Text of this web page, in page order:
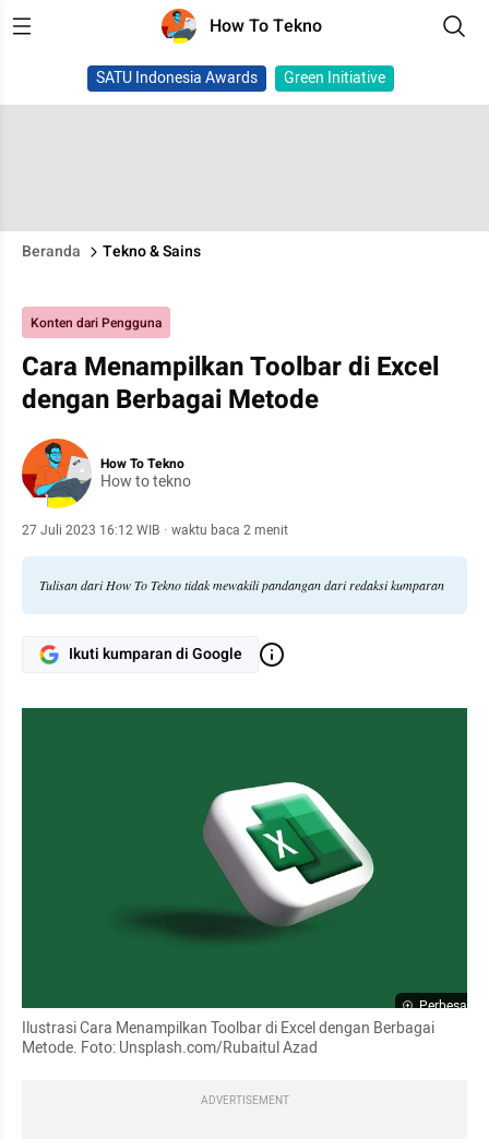
How To Tekno
SATU Indonesia Awards Green Initiative
Beranda Tekno & Sains
Konten dari Pengguna
Cara Menampilkan Toolbar di Excel
dengan Berbagai Metode
How To Tekno
How to tekno
27 Juli 2023 16:12 WIB · waktu baca 2 menit
Tulisan dari How To Tekno tidak mewakili pandangan dari redaksi kumparan
Ikuti kumparan di Google
Perbesar
Ilustrasi Cara Menampilkan Toolbar di Excel dengan Berbagai
Metode. Foto: Unsplash.com/Rubaitul Azad
ADVERTISEMENT